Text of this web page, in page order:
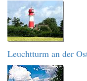
Leuchtturm an der